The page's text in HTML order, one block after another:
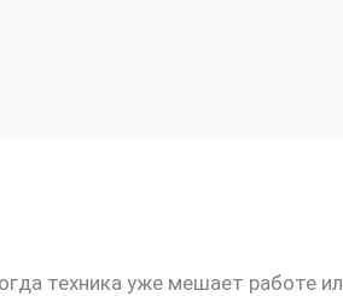
техника уже мешает работе